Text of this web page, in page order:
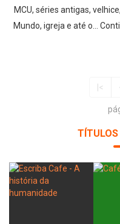
MCU, séries antigas,
Mundo, igreja e até o…
|<
TÍTULOS